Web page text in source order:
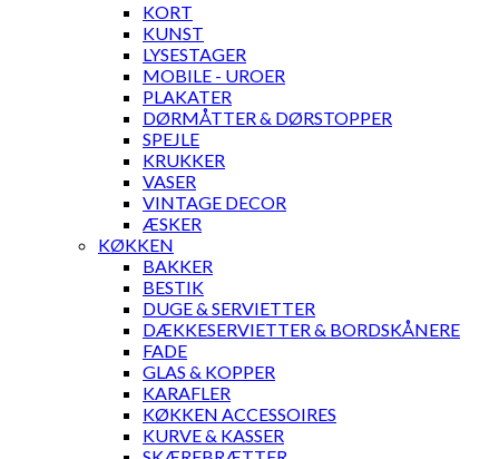
KORT
KUNST
LYSESTAGER
MOBILE - UROER
PLAKATER
DØRMÅTTER & DØRSTOPPER
SPEJLE
KRUKKER
VASER
VINTAGE DECOR
ÆSKER
KØKKEN
BAKKER
BESTIK
DUGE & SERVIETTER
DÆKKESERVIETTER & BORDSKÅNERE
FADE
GLAS & KOPPER
KARAFLER
KØKKEN ACCESSOIRES
KURVE & KASSER